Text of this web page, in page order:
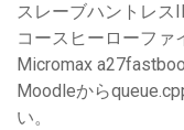
スレーブハントレス
コースヒーローファ
Micromax
Moodleから
い。